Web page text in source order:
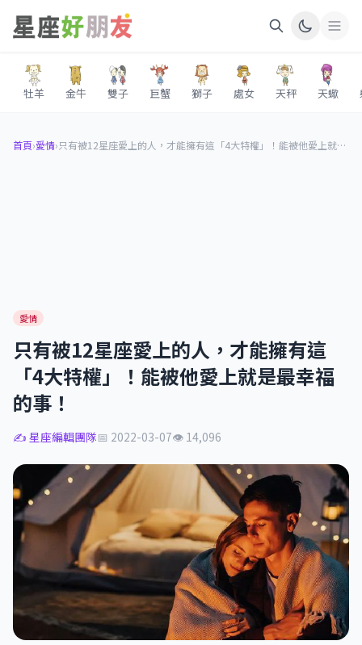
牡羊 金牛 雙子 巨蟹 獅子 處女 天秤 天蠍
首頁›愛情› 只有被12星座愛上的人，才能擁有這「4大特權」！能被他愛上就是最幸福的事！
愛情
只有被12星座愛上的人，才能擁有這
「4大特權」！能被他愛上就是最幸福
的事！
✍️ 星座編輯團隊📅 2022-03-07👁 14,096